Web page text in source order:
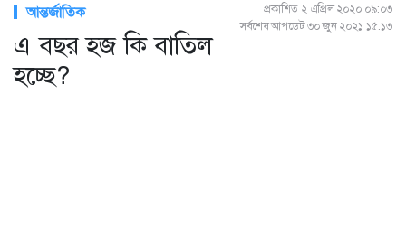
আন্তর্জাতিক
প্রকাশিত ২ এপ্রিল ২০২০ ০৯:০৩
সর্বশেষ আপডেট ৩০ জুন ২০২১ ১৫:১৩
এ বছর হজ কি বাতিল
হচ্ছে?